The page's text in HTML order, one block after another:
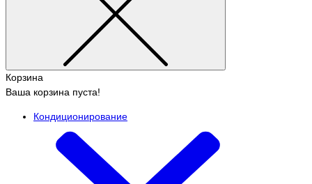
Корзина
Ваша корзина пуста!
Кондиционирование